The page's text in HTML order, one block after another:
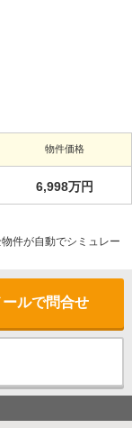
物件価格
6,998万円
件が自動でシミュレー
ールで問合せ